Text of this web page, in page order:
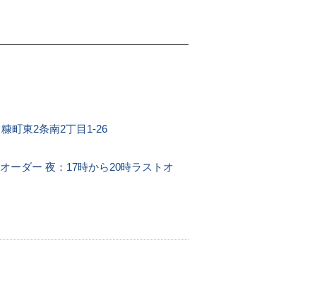
町東2条南2丁目1-26
ーダー 夜：17時から20時ラストオ